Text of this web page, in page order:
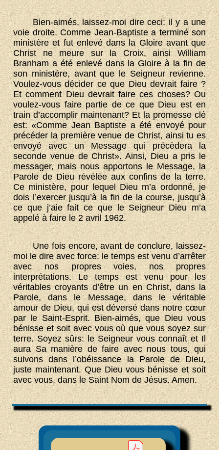
Bien-aimés, laissez-moi dire ceci: il y a une
voie droite. Comme Jean-Baptiste a terminé son
ministère et fut enlevé dans la Gloire avant que
Christ ne meure sur la Croix, ainsi William
Branham a été enlevé dans la Gloire à la fin de
son ministère, avant que le Seigneur revienne.
Voulez-vous décider ce que Dieu devrait faire ?
Et comment Dieu devrait faire ces choses? Ou
voulez-vous faire partie de ce que Dieu est en
train d’accomplir maintenant? Et la promesse clé
est: «Comme Jean Baptiste a été envoyé pour
précéder la première venue de Christ, ainsi tu es
envoyé avec un Message qui précèdera la
seconde venue de Christ». Ainsi, Dieu a pris le
messager, mais nous apportons le Message, la
Parole de Dieu révélée aux confins de la terre.
Ce ministère, pour lequel Dieu m’a ordonné, je
dois l’exercer jusqu’à la fin de la course, jusqu’à
ce que j’aie fait ce que le Seigneur Dieu m’a
appelé à faire le 2 avril 1962.
Une fois encore, avant de conclure, laissez-
moi le dire avec force: le temps est venu d’arrêter
avec nos propres voies, nos propres
interprétations. Le temps est venu pour les
véritables croyants d’être un en Christ, dans la
Parole, dans le Message, dans le véritable
amour de Dieu, qui est déversé dans notre cœur
par le Saint-Esprit. Bien-aimés, que Dieu vous
bénisse et soit avec vous où que vous soyez sur
terre. Soyez sûrs: le Seigneur vous connaît et Il
aura Sa manière de faire avec nous tous, qui
suivons dans l’obéissance la Parole de Dieu,
juste maintenant. Que Dieu vous bénisse et soit
avec vous, dans le Saint Nom de Jésus. Amen.